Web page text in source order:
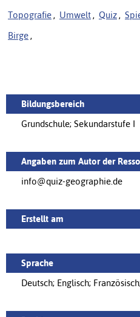
Topografie , Umwelt , Quiz ,
Birge ,
Bildungsbereich
Grundschule; Sekundarstufe I
Angaben zum Autor der
info@quiz-geographie.de
Erstellt am
Sprache
Deutsch; Englisch;